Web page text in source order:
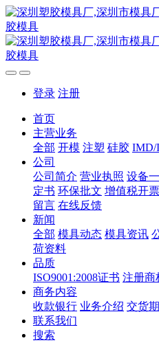
登录 注册
首页
主营业务
全部 开模 注塑 硅胶 IMD/
公司
公司简介 营业执照 设备
定书 环保批文 增值税开
留言 在线反馈
新闻
全部 模具动态 模具资讯
荷资料
品质
ISO9001:2008证书 注册商
商务内容
收款银行 业务介绍 交货
联系我们
搜索